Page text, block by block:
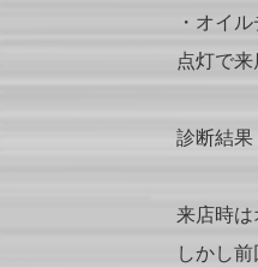
・オイ
点灯で
診断結果
来店時は
しかし